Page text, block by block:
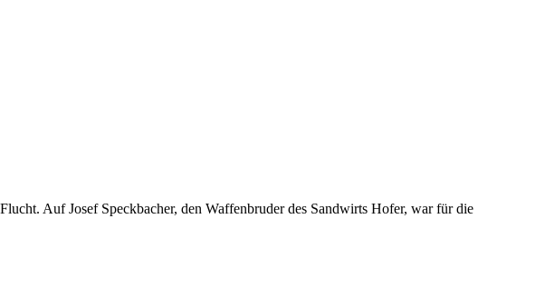
Auf Josef Speckbacher, den Waffenbruder des Sandwirts Hofer, war für die